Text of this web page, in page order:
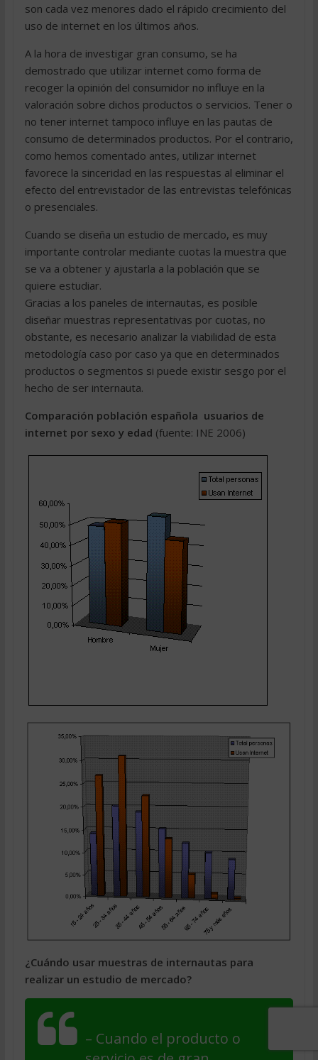
son cada vez menores dado el rápido crecimiento del
uso de internet en los últimos años.
A la hora de investigar gran consumo, se ha
demostrado que utilizar internet como forma de
recoger la opinión del consumidor no influye en la
valoración sobre dichos productos o servicios. Tener o
no tener internet tampoco influye en las pautas de
consumo de determinados productos. Por el contrario,
como hemos comentado antes, utilizar internet
favorece la sinceridad en las respuestas al eliminar el
efecto del entrevistador de las entrevistas telefónicas
o presenciales.
Cuando se diseña un estudio de mercado, es muy
importante controlar mediante cuotas la muestra que
se va a obtener y ajustarla a la población que se
quiere estudiar.
Gracias a los paneles de internautas, es posible
diseñar muestras representativas por cuotas, no
obstante, es necesario analizar la viabilidad de esta
metodología caso por caso ya que en determinados
productos o segmentos si puede existir sesgo por el
hecho de ser internauta.
Comparación población española  usuarios de
internet por sexo y edad (fuente: INE 2006)
¿Cuándo usar muestras de internautas para
realizar un estudio de mercado?
– Cuando el producto o